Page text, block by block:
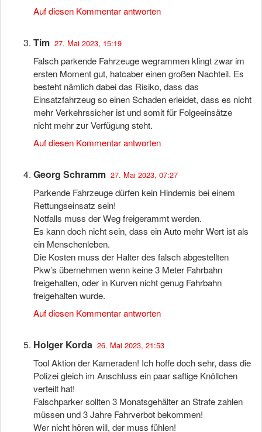
Auf diesen Kommentar antworten
Tim 27. Mai 2023, 15:19
Falsch parkende Fahrzeuge wegrammen klingt zwar im
ersten Moment gut, hatcaber einen großen Nachteil. Es
besteht nämlich dabei das Risiko, dass das
Einsatzfahrzeug so einen Schaden erleidet, dass es nicht
mehr Verkehrssicher ist und somit für Folgeeinsätze
nicht mehr zur Verfügung steht.
Auf diesen Kommentar antworten
Georg Schramm 27. Mai 2023, 07:27
Parkende Fahrzeuge dürfen kein Hindernis bei einem
Rettungseinsatz sein!
Notfalls muss der Weg freigerammt werden.
Es kann doch nicht sein, dass ein Auto mehr Wert ist als
ein Menschenleben.
Die Kosten muss der Halter des falsch abgestellten
Pkw’s übernehmen wenn keine 3 Meter Fahrbahn
freigehalten, oder in Kurven nicht genug Fahrbahn
freigehalten wurde.
Auf diesen Kommentar antworten
Holger Korda 26. Mai 2023, 21:53
Tool Aktion der Kameraden! Ich hoffe doch sehr, dass die
Polizei gleich im Anschluss ein paar saftige Knöllchen
verteilt hat!
Falschparker sollten 3 Monatsgehälter an Strafe zahlen
müssen und 3 Jahre Fahrverbot bekommen!
Wer nicht hören will, der muss fühlen!